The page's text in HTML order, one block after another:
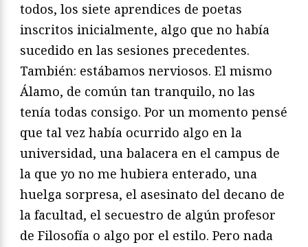
todos, los siete aprendices de poetas
inscritos inicialmente, algo que no había
sucedido en las sesiones precedentes.
También: estábamos nerviosos. El mismo
Álamo, de común tan tranquilo, no las
tenía todas consigo. Por un momento pensé
que tal vez había ocurrido algo en la
universidad, una balacera en el campus de
la que yo no me hubiera enterado, una
huelga sorpresa, el asesinato del decano de
la facultad, el secuestro de algún profesor
de Filosofía o algo por el estilo. Pero nada